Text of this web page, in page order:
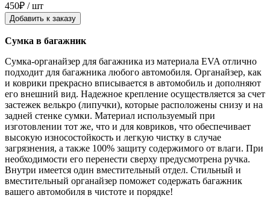
450₽ / шт
Добавить к заказу
Сумка в багажник
Сумка-органайзер для багажника из материала EVA отлично
подходит для багажника любого автомобиля. Органайзер, как
и коврики прекрасно вписывается в автомобиль и дополняют
его внешний вид. Надежное крепление осуществляется за счет
застежек велькро (липучки), которые расположены снизу и на
задней стенке сумки. Материал используемый при
изготовлении тот же, что и для ковриков, что обеспечивает
высокую износостойкость и легкую чистку в случае
загрязнения, а также 100% защиту содержимого от влаги. При
необходимости его перенести сверху предусмотрена ручка.
Внутри имеется один вместительный отдел. Стильный и
вместительный органайзер поможет содержать багажник
вашего автомобиля в чистоте и порядке!